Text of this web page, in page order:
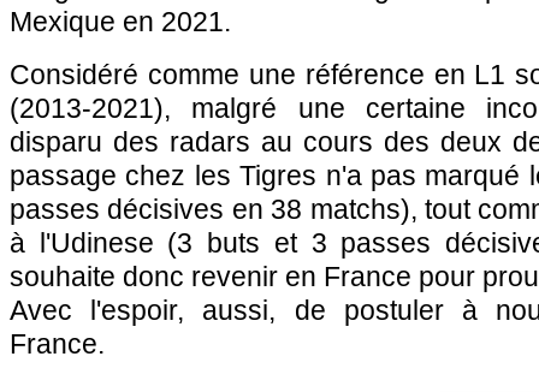
Mexique en 2021.
Considéré comme une référence en L1
(2013-2021), malgré une certaine
disparu des radars au cours des deux
passage chez les Tigres n'a pas marqué
passes décisives en 38 matchs), tout
à l'Udinese (3 buts et 3 passes
souhaite donc revenir en France pour
Avec l'espoir, aussi, de postuler à
France.